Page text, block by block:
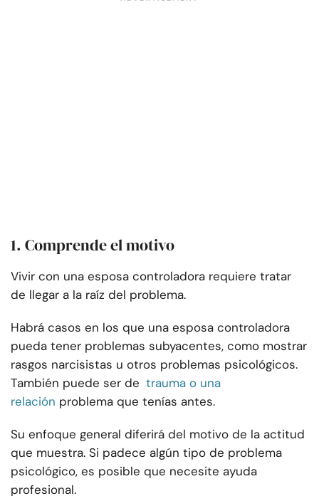
1. Comprende el motivo
Vivir con una esposa controladora requiere tratar
de llegar a la raíz del problema.
Habrá casos en los que una esposa controladora
pueda tener problemas subyacentes, como mostrar
rasgos narcisistas u otros problemas psicológicos.
También puede ser de trauma o una
relación problema que tenías antes.
Su enfoque general diferirá del motivo de la actitud
que muestra. Si padece algún tipo de problema
psicológico, es posible que necesite ayuda
profesional.